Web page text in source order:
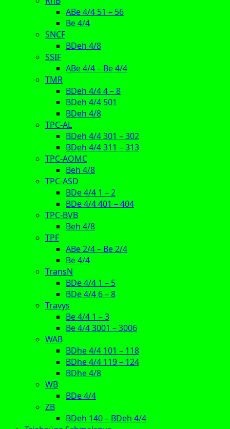
ABe 4/4 51 – 56
Be 4/4
SNCF
BDeh 4/8
SSIF
ABe 4/4 – Be 4/4
TMR
BDeh 4/4 4 – 8
BDeh 4/4 501
BDeh 4/8
TPC-AL
BDeh 4/4 301 – 302
BDeh 4/4 311 – 313
TPC-AOMC
Beh 4/8
TPC-ASD
BDe 4/4 1 – 2
BDe 4/4 401 – 404
TPC-BVB
Beh 4/8
TPF
ABe 2/4 – Be 2/4
Be 4/4
TransN
BDe 4/4 1 – 5
BDe 4/4 6 – 8
Travys
Be 4/4 1 – 3
Be 4/4 3001 – 3006
WAB
BDhe 4/4 101 – 118
BDhe 4/4 119 – 124
BDhe 4/8
WB
BDe 4/4
ZB
BDeh 140 – BDeh 4/4